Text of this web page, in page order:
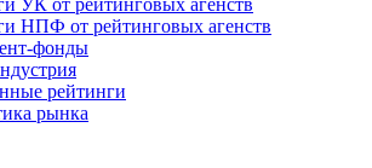
НПФ от рейтинговых агенств
фонды
рейтинги
рынка